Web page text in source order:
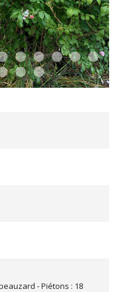
- Piétons : 18